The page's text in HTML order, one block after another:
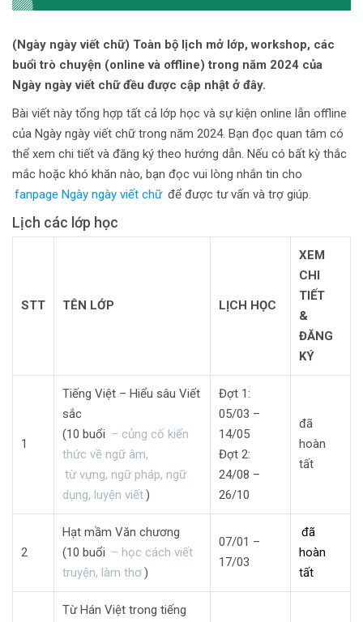
Sự Kiện Chữ
Thư Viện Chữ
Sách Chữ viết
Sách Chữ đọc
Về Chúng Tôi
(Ngày ngày viết chữ) Toàn bộ lịch mở lớp, workshop, các
buổi trò chuyện (online và offline) trong năm 2024 của
Ngày ngày viết chữ đều được cập nhật ở đây.
Bài viết này tổng hợp tất cả lớp học và sự kiện online lẫn offline
của Ngày ngày viết chữ trong năm 2024. Bạn đọc quan tâm có
thể xem chi tiết và đăng ký theo hướng dẫn. Nếu có bất kỳ thắc
mắc hoặc khó khăn nào, bạn đọc vui lòng nhắn tin cho
fanpage Ngày ngày viết chữ để được tư vấn và trợ giúp.
Lịch các lớp học
STT TÊN LỚP LỊCH HỌC
XEM
CHI
TIẾT
&
ĐĂNG
KÝ
1
Tiếng Việt – Hiểu sâu Viết
sắc
(10 buổi – củng cố kiến
thức về ngữ âm,
từ vựng, ngữ pháp, ngữ
dụng, luyện viết)
Đợt 1:
05/03 –
14/05
Đợt 2:
24/08 –
26/10
đã
hoàn
tất
2
Hạt mầm Văn chương
(10 buổi – học cách viết
truyện, làm thơ)
07/01 –
17/03
đã
hoàn
tất
Từ Hán Việt trong tiếng